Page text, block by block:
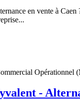
en vente à
Opérationnel
-